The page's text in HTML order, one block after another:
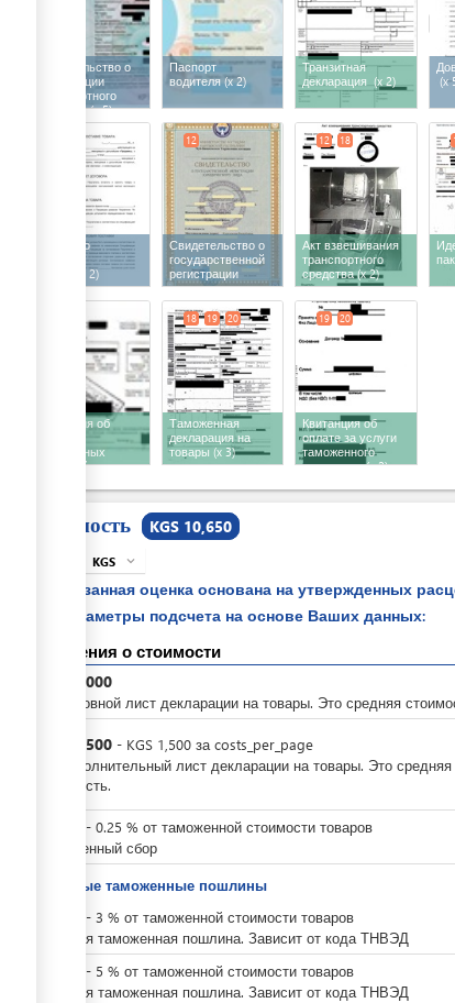
Свидетельство о
регистрации
транспортного
средства(x 5)
Паспорт
водителя(x 2)
Транзитная
декларация (x 2)
(x
Договор о
(x 2)
Свидетельство о
государственной
регистрации
12
Акт взвешивания
транспортного
средства(x 2)
12 18
Квитанция об
таможенных
платежей
Таможенная
декларация на
товары(x 3)
18 19 20
Квитанция об
оплате за услуги
таможенного
терминала(x 2)
19 20
Стоимость KGS 10,650
KGS expand_more
Указанная оценка основана на утвержденных
параметры подсчета на основе Ваших данных:
Сведения о стоимости
3,000
За основной лист декларации на товары. Это средняя
1,500 - KGS 1,500 за costs_per_page
За дополнительный лист декларации на товары. Это средняя
стоимость.
- 0.25 % от таможенной стоимости товаров
Таможенный сбор
Ввозные таможенные пошлины
- 3 % от таможенной стоимости товаров
Ввозная таможенная пошлина. Зависит от кода ТНВЭД
- 5 % от таможенной стоимости товаров
Ввозная таможенная пошлина. Зависит от кода ТНВЭД